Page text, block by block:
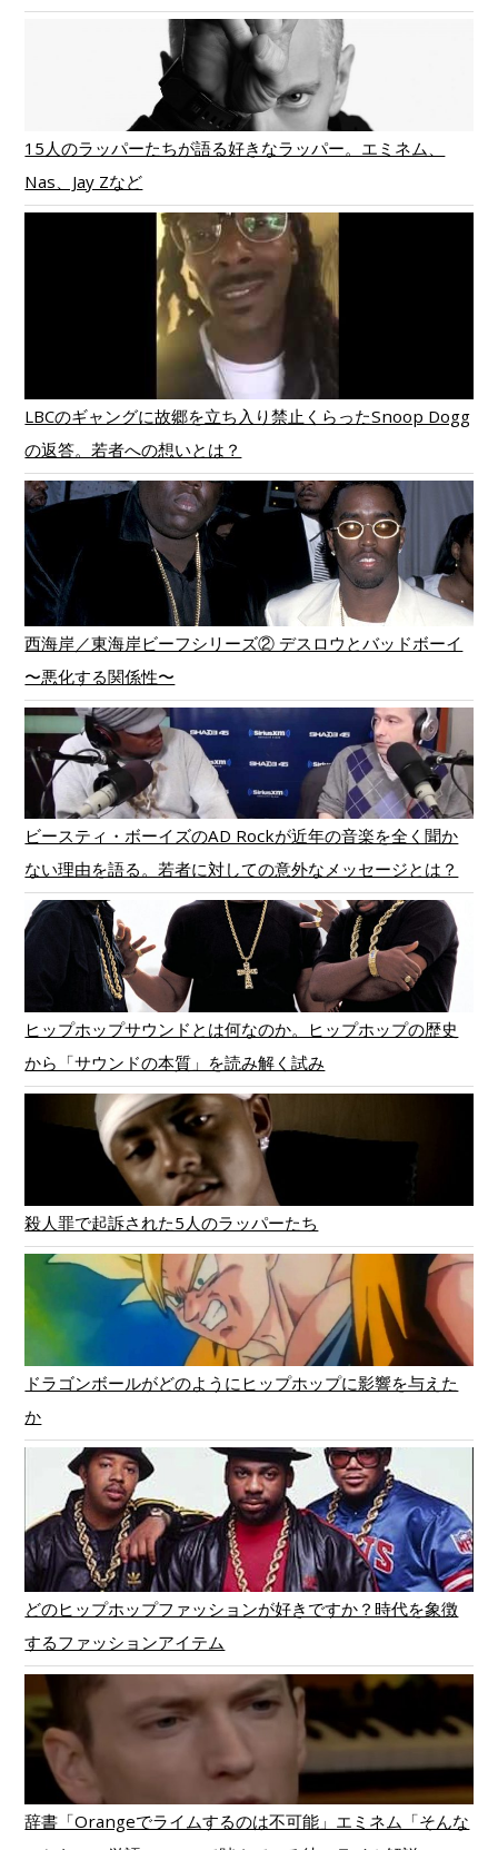
15人のラッパーたちが語る好きなラッパー。エミネム、
Nas、Jay Zなど
LBCのギャングに故郷を立ち入り禁止くらったSnoop Dogg
の返答。若者への想いとは？
西海岸／東海岸ビーフシリーズ② デスロウとバッドボーイ
〜悪化する関係性〜
ビースティ・ボーイズのAD Rockが近年の音楽を全く聞か
ない理由を語る。若者に対しての意外なメッセージとは？
ヒップホップサウンドとは何なのか。ヒップホップの歴史
から「サウンドの本質」を読み解く試み
殺人罪で起訴された5人のラッパーたち
ドラゴンボールがどのようにヒップホップに影響を与えた
か
どのヒップホップファッションが好きですか？時代を象徴
するファッションアイテム
辞書「Orangeでライムするのは不可能」エミネム「そんな